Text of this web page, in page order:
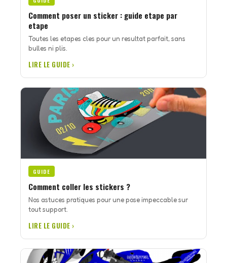
Comment poser un sticker : guide etape par
etape
Toutes les etapes cles pour un resultat parfait, sans
bulles ni plis.
LIRE LE GUIDE ›
GUIDE
Comment coller les stickers ?
Nos astuces pratiques pour une pose impeccable sur
tout support.
LIRE LE GUIDE ›